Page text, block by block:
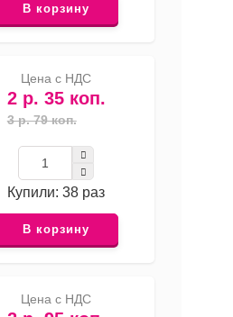
В корзину
Цена с НДС
2 р. 35 коп.
3 р. 79 коп.
Купили: 38 раз
В корзину
Цена с НДС